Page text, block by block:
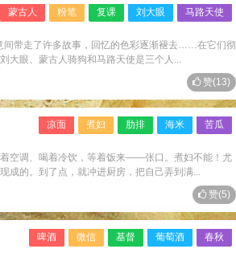
蒙古人 粉笔 复课 刘大眼 马路天使
间带走了许多故事，回忆的色彩逐渐褪去……在它们彻
大眼、蒙古人骑狗和马路天使是三个人...
赞(13)
凉面 煮妇 肋排 海米 苦瓜
空调、喝着冷饮，等着饭来——张口。煮妇不能！尤
成的。到了点，就冲进厨房，把自己弄到满...
赞(5)
啤酒 微信 基督 葡萄酒 春秋